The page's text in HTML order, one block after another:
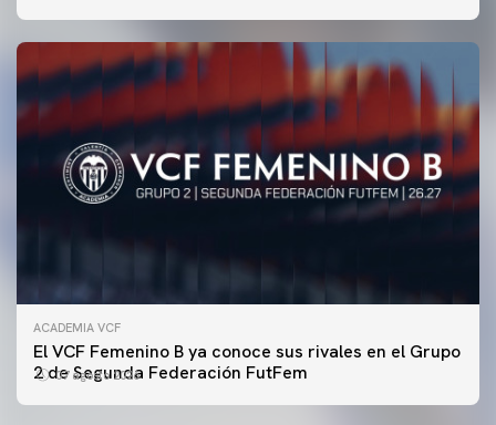
ACADEMIA VCF
El VCF Femenino B ya conoce sus rivales en el Grupo
2 de Segunda Federación FutFem
07 agosto 2026